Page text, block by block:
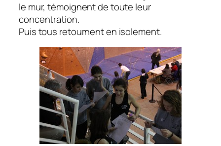
le mur, témoignent de toute leur
concentration.
Puis tous retournent en isolement.